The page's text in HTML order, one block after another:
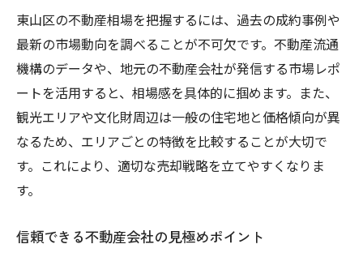
トラブル事例から学ぶリスク回避の方法
専門家によるリスク診断の活用メリット
売却活動での詐欺やトラブル防止策
東山区の不動産売却で失敗しないための対
策
納得の売却を叶えるための最終チェック
東山区の不動産相場を把握するには、過去の成約事例や
最新の市場動向を調べることが不可欠です。不動産流通
機構のデータや、地元の不動産会社が発信する市場レポ
ートを活用すると、相場感を具体的に掴めます。また、
観光エリアや文化財周辺は一般の住宅地と価格傾向が異
なるため、エリアごとの特徴を比較することが大切で
す。これにより、適切な売却戦略を立てやすくなりま
す。
信頼できる不動産会社の見極めポイント